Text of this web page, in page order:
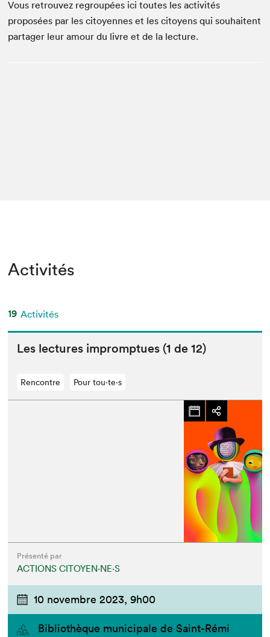
Espace médias
Vous retrouvez regroupées ici toutes les activités
proposées par les citoyennes et les citoyens qui souhaitent
partager leur amour du livre et de la lecture.
Activités
19 Activités
Les lec­tures impromptues (1 de12)
Rencontre Pour tou⋅te⋅s
Présenté par
ACTIONS CITOYEN⋅NE⋅S
10 novembre 2023, 9h00
Bibliothèque municipale de Saint-Rémi